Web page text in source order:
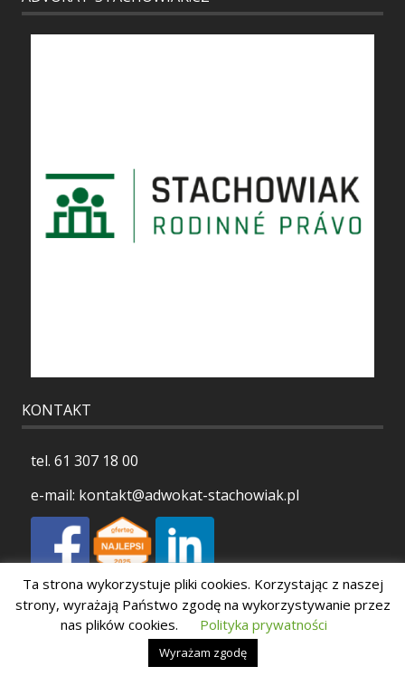
KONTAKT
tel. 61 307 18 00
e-mail: kontakt@adwokat-stachowiak.pl
Polityka prywatności
Copyright 2026 Stachowiak Kancelaria Adwokacka
Ta strona wykorzystuje pliki cookies. Korzystając z naszej
strony, wyrażają Państwo zgodę na wykorzystywanie przez
nas plików cookies.
Polityka prywatności
Wyrażam zgodę